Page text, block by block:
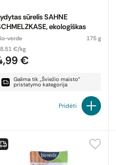
sūrelis SAHNE
ekologiškas
verde
175 g
€/kg
€
Galima tik „Šviežio maisto“
pristatymo kategorija
Pridėti